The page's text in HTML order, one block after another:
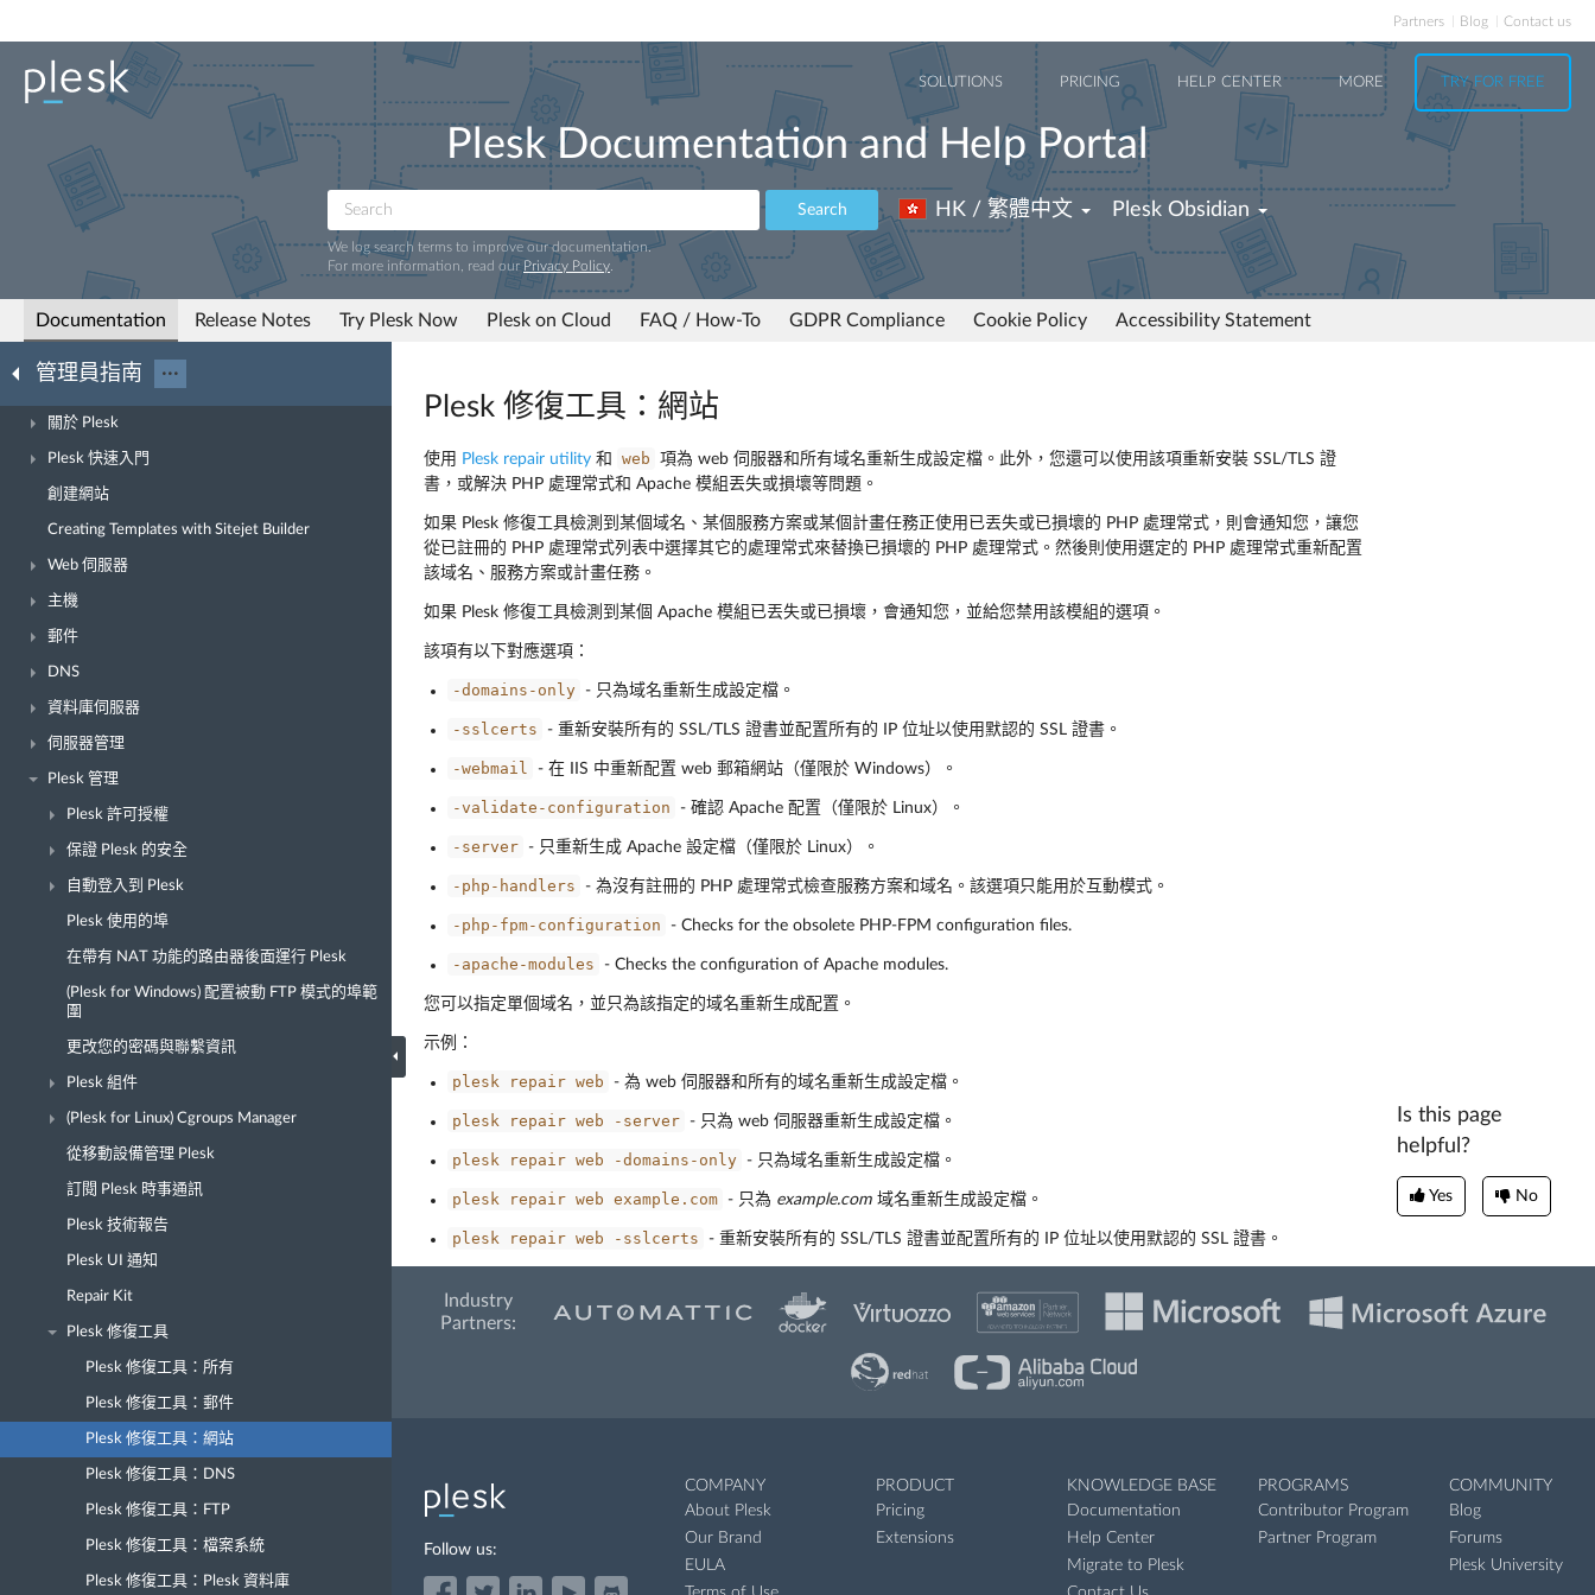
Partners Blog Contact us
SOLUTIONS PRICING HELP CENTER MORE TRY FOR FREE
Plesk Documentation and Help Portal
Search
We log search terms to improve our documentation.
For more information, read our Privacy Policy
HK / 繁體中文 Plesk Obsidian
Documentation Release Notes Try Plesk Now Plesk on Cloud FAQ / How-To GDPR Compliance Cookie Policy Accessibility Statement
管理員指南 ···
關於 Plesk
Plesk 快速入門
創建網站
Creating Templates with Sitejet Builder
Web 伺服器
主機
郵件
DNS
資料庫伺服器
伺服器管理
Plesk 管理
Plesk 許可授權
保證 Plesk 的安全
自動登入到 Plesk
Plesk 使用的埠
在帶有 NAT 功能的路由器後面運行 Plesk
(Plesk for Windows) 配置被動 FTP 模式的埠範
圍
更改您的密碼與聯繫資訊
Plesk 組件
(Plesk for Linux) Cgroups Manager
從移動設備管理 Plesk
訂閱 Plesk 時事通訊
Plesk 技術報告
Plesk UI 通知
Repair Kit
Plesk 修復工具
Plesk 修復工具：所有
Plesk 修復工具：郵件
Plesk 修復工具：網站
Plesk 修復工具：DNS
Plesk 修復工具：FTP
Plesk 修復工具：檔案系統
Plesk 修復工具：Plesk 資料庫
Plesk 修復工具：網站
使用 Plesk repair utility 和 web
項為 web 伺服器和所有域名重新生成設定檔。此外，您還可以使用該項重新安裝 SSL/TLS 證
書，或解決 PHP 處理常式和 Apache 模組丟失或損壞等問題。
如果 Plesk 修復工具檢測到某個域名、某個服務方案或某個計畫任務正使用已丟失或已損壞的 PHP 處理常式，則會通知您，讓您
從已註冊的 PHP 處理常式列表中選擇其它的處理常式來替換已損壞的 PHP 處理常式。然後則使用選定的 PHP 處理常式重新配置
該域名、服務方案或計畫任務。
如果 Plesk 修復工具檢測到某個 Apache 模組已丟失或已損壞，會通知您，並給您禁用該模組的選項。
該項有以下對應選項：
-domains-only - 只為域名重新生成設定檔。
-sslcerts - 重新安裝所有的 SSL/TLS 證書並配置所有的 IP 位址以使用默認的 SSL 證書。
-webmail - 在 IIS 中重新配置 web 郵箱網站（僅限於 Windows）。
-validate-configuration - 確認 Apache 配置（僅限於 Linux）。
-server - 只重新生成 Apache 設定檔（僅限於 Linux）。
-php-handlers - 為沒有註冊的 PHP 處理常式檢查服務方案和域名。該選項只能用於互動模式。
-php-fpm-configuration - Checks for the obsolete PHP-FPM configuration files.
-apache-modules - Checks the configuration of Apache modules.
您可以指定單個域名，並只為該指定的域名重新生成配置。
示例：
plesk repair web - 為 web 伺服器和所有的域名重新生成設定檔。
plesk repair web -server - 只為 web 伺服器重新生成設定檔。
plesk repair web -domains-only - 只為域名重新生成設定檔。
plesk repair web example.com - 只為 example.com 域名重新生成設定檔。
plesk repair web -sslcerts - 重新安裝所有的 SSL/TLS 證書並配置所有的 IP 位址以使用默認的 SSL 證書。
Is this page
helpful?
Yes No
Industry
Partners:
Follow us:
COMPANY
About Plesk
Our Brand
EULA
PRODUCT
Pricing
Extensions
KNOWLEDGE BASE
Documentation
Help Center
Migrate to Plesk
PROGRAMS
Contributor Program
Partner Program
COMMUNITY
Blog
Forums
Plesk University